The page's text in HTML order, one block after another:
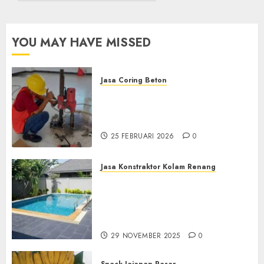
YOU MAY HAVE MISSED
Jasa Coring Beton
25 FEBRUARI 2026 0
Jasa Konstraktor Kolam Renang
29 NOVEMBER 2025 0